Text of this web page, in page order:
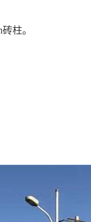
柱。